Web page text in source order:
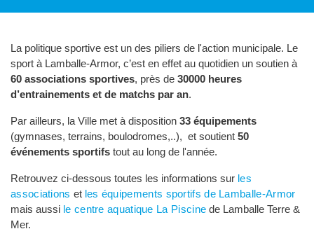
La politique sportive est un des piliers de l'action municipale. Le
sport à Lamballe-Armor, c’est en effet au quotidien un soutien à
60 associations sportives, près de 30000 heures
d’entrainements et de matchs par an.
Par ailleurs, la Ville met à disposition 33 équipements
(gymnases, terrains, boulodromes,..), et soutient 50
événements sportifs tout au long de l'année.
Retrouvez ci-dessous toutes les informations sur les
associations et les équipements sportifs de Lamballe-Armor
mais aussi le centre aquatique La Piscine de Lamballe Terre &
Mer.